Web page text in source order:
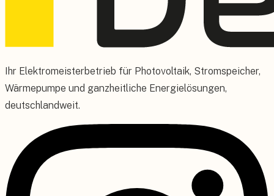
Ihr Elektromeisterbetrieb für Photovoltaik, Stromspeicher,
Wärmepumpe und ganzheitliche Energielösungen,
deutschlandweit.